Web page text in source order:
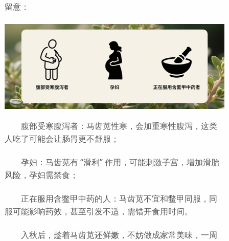
留意：
腹部受寒腹泻者：马齿苋性寒，会加重寒性腹泻，这类
人吃了可能会让肠胃更不舒服；
孕妇：马齿苋有 “滑利” 作用，可能刺激子宫，增加滑胎
风险，孕妇需禁食；
正在服用含鳖甲中药的人：马齿苋不宜和鳖甲同服，同
服可能影响药效，甚至引发不适，需错开食用时间。
入秋后，趁着马齿苋还鲜嫩，不妨做成家常美味，一周